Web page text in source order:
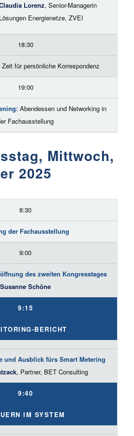
Lorenz, Senior-Managerin
Energienetze, ZVEI
18:30
Zeit für persönliche Korrespondenz
19:00
Abendessen und Networking in
Fachausstellung
Mittwoch,
2025
8:30
der Fachausstellung
9:00
des zweiten Kongresstages
Susanne Schöne
9:15
BERICHT
und Ausblick fürs Smart Metering
, Partner, BET Consulting
9:40
IM SYSTEM